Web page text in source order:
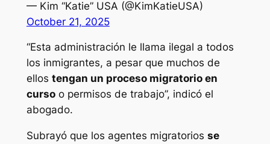
— Kim “Katie” USA (@KimKatieUSA)
October 21, 2025
“Esta administración le llama ilegal a todos
los inmigrantes, a pesar que muchos de
ellos tengan un proceso migratorio en
cursoo permisos de trabajo”, indicó el
abogado.
Subrayó que los agentes migratorios se